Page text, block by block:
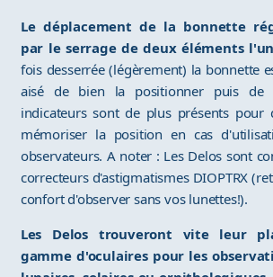
Le déplacement de la bonnette
par le serrage de deux éléments
fois desserrée (légèrement) la bonnette
aisé de bien la positionner puis de
indicateurs sont de plus présents pour
mémoriser la position en cas
observateurs. A noter : Les Delos sont
correcteurs d'astigmatismes DIOPTRX
confort d'observer sans vos lunettes!).
Les Delos trouveront vite leur
gamme d'oculaires pour les